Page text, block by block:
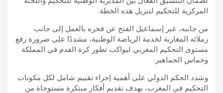
المركزية للتحكيم لتنزيل هذه الخطة.
من جانبه، عبر إسماعيل الفتح عن فخره بالعمل إلى جانب
زملائه المغاربة لخدمة الرياضة الوطنية، مشددًا على ضرورة رفع
مستوى التحكيم المغربي ليواكب تطور كرة القدم في المملكة
وحماس الجماهير.
وشدد الحكم الدولي على أهمية إجراء تقييم شامل لكل مكونات
التحكيم في المغرب، بهدف تقديم أفكار مبتكرة مستوحاة من